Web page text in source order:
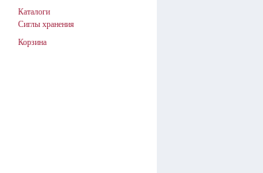
Каталоги
Сиглы хранения
Корзина